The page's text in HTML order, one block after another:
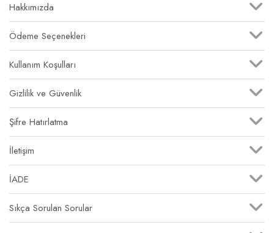
Hakkımızda
Ödeme Seçenekleri
Kullanım Koşulları
Gizlilik ve Güvenlik
Şifre Hatırlatma
İletişim
İADE
Sıkça Sorulan Sorular